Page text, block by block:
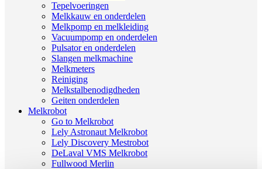
Tepelvoeringen
Melkkauw en onderdelen
Melkpomp en melkleiding
Vacuumpomp en onderdelen
Pulsator en onderdelen
Slangen melkmachine
Melkmeters
Reiniging
Melkstalbenodigdheden
Geiten onderdelen
Melkrobot
Go to Melkrobot
Lely Astronaut Melkrobot
Lely Discovery Mestrobot
DeLaval VMS Melkrobot
Fullwood Merlin